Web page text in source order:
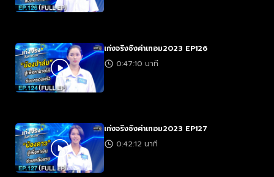
เก่งจริงชิงค่าเทอม2023 EP126
0:47:10 นาที
เก่งจริงชิงค่าเทอม2023 EP127
0:42:12 นาที